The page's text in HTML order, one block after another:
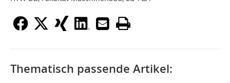
Thematisch passende Artikel: